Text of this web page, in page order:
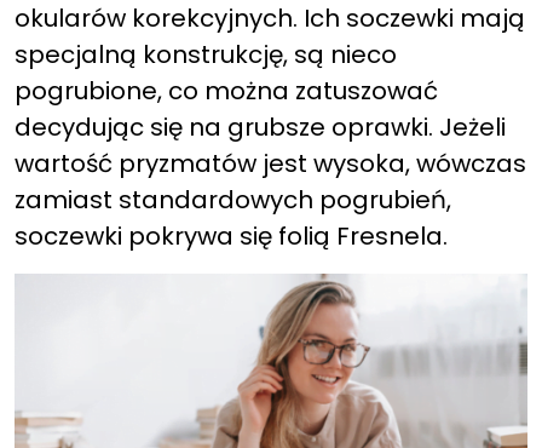
okularów korekcyjnych. Ich soczewki mają
specjalną konstrukcję, są nieco
pogrubione, co można zatuszować
decydując się na grubsze oprawki. Jeżeli
wartość pryzmatów jest wysoka, wówczas
zamiast standardowych pogrubień,
soczewki pokrywa się folią Fresnela.